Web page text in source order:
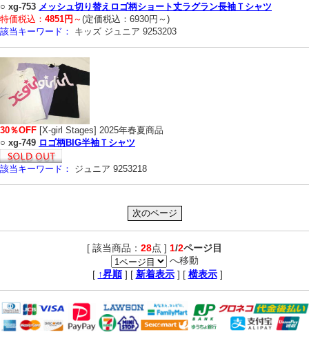
○ xg-753 メッシュ切り替えロゴ柄ショート丈ラグラン長袖Ｔシャツ
特価税込： 4851円 ～(定価税込：6930円～)
該当キーワード：
キッズ ジュニア 9253203
30％OFF [X-girl Stages] 2025年春夏商品
○ xg-749 ロゴ柄BIG半袖Ｔシャツ
該当キーワード： ジュニア 9253218
[ 該当商品： 28点 ] 1/2ページ目
へ移動
[ ↑昇順 ] [ 新着表示 ] [ 横表示 ]